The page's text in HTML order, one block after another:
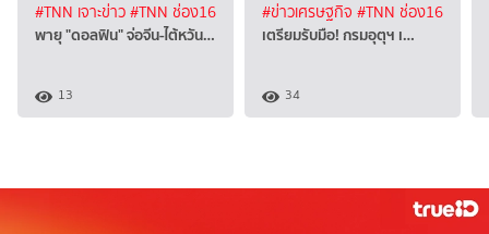
#TNN เจาะข่าว#TNN ช่อง16
พายุ "ดอลฟิน" จ่อจีน-ไต้หวัน…
13
#ข่าวเศรษฐกิจ #TNN ช่อง16
เตรียมรับมือ! กรมอุตุฯ เ…
34